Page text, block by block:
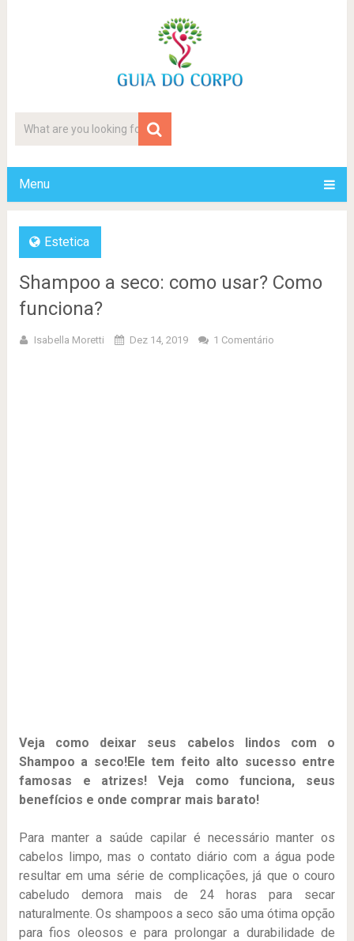
Menu
Estetica
Shampoo a seco: como usar? Como
funciona?
Isabella Moretti Dez 14, 2019 1 Comentário
Veja como deixar seus cabelos lindos com o
Shampoo a seco!Ele tem feito alto sucesso entre
famosas e atrizes! Veja como funciona, seus
benefícios e onde comprar mais barato!
Para manter a saúde capilar é necessário manter os
cabelos limpo, mas o contato diário com a água pode
resultar em uma série de complicações, já que o couro
cabeludo demora mais de 24 horas para secar
naturalmente. Os shampoos a seco são uma ótima opção
para fios oleosos e para prolongar a durabilidade de